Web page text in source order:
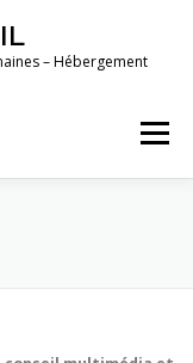
– Hébergement
Menu